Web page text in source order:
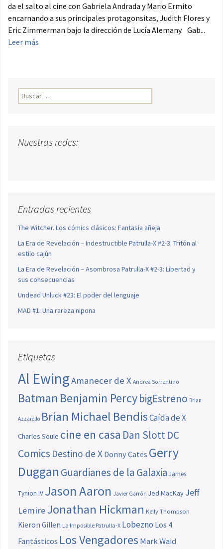
da el salto al cine con Gabriela Andrada y Mario Ermito
encarnando a sus principales protagonsitas, Judith Flores y
Eric Zimmerman bajo la dirección de Lucía Alemany. Gab...
Leer más
Buscar:
Nuestras redes:
Entradas recientes
The Witcher. Los cómics clásicos: Fantasía añeja
La Era de Revelación – Indestructible Patrulla-X #2-3: Tritón al
estilo cajún
La Era de Revelación – Asombrosa Patrulla-X #2-3: Libertad y
sus consecuencias
Undead Unluck #23: El poder del lenguaje
MAD #1: Una rareza nipona
Etiquetas
Al EwingAmanecer de X Andrea Sorrentino
Batman Benjamin PercybigEstreno Brian
Azzarello Brian Michael BendisCaída de X
Charles Soule cine en casa Dan SlottDC
Comics Destino de X Donny Cates Gerry
Duggan Guardianes de la Galaxia James
Tynion IV Jason Aaron Javier Garrón Jed MacKay Jeff
LemireJonathan Hickman Kelly Thompson
Kieron Gillen La Imposible Patrulla-X Lobezno Los 4
Fantásticos Los Vengadores Mark Waid